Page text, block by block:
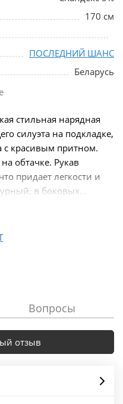
170 см
ПОСЛЕДНИЙ ШАНС
Беларусь
стильная нарядная
силуэта на подкладке,
с красивым притном.
обтачке. Рукав
придает легкости и
в боковых...
Вопросы
отзыв